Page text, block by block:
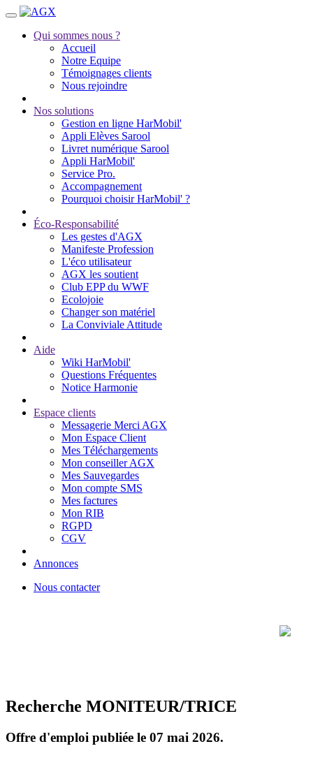
Qui sommes nous ?
Accueil
Notre Equipe
Témoignages clients
Nous rejoindre
Nos solutions
Gestion en ligne HarMobil'
Appli Elèves Sarool
Livret numérique Sarool
Appli HarMobil'
Service Pro.
Accompagnement
Pourquoi choisir HarMobil' ?
Éco-Responsabilité
Les gestes d'AGX
Manifeste Profession
L'éco utilisateur
AGX les soutient
Club EPP du WWF
Ecolojoie
Changer son matériel
La Conviviale Attitude
Aide
Wiki HarMobil'
Questions Fréquentes
Notice Harmonie
Espace clients
Messagerie Merci AGX
Mon Espace Client
Mes Téléchargements
Mon conseiller AGX
Mes Sauvegardes
Mon compte SMS
Mes factures
Mon RIB
RGPD
CGV
Annonces
Nous contacter
Recherche MONITEUR/TRICE
Offre d'emploi publiée le 07 mai 2026.